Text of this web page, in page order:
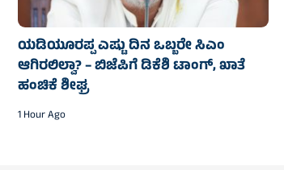
ಯಡಿಯೂರಪ್ಪ ಎಷ್ಟು ದಿನ ಒಬ್ಬರೇ ಸಿಎಂ
ಆಗಿರಲಿಲ್ವಾ? – ಬಿಜೆಪಿಗೆ ಡಿಕೆಶಿ ಟಾಂಗ್, ಖಾತೆ
ಹಂಚಿಕೆ ಶೀಘ್ರ
1 Hour Ago